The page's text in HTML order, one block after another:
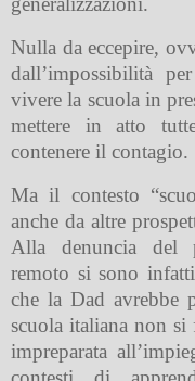
Nulla da eccepire,
dall’impossibilità
vivere la scuola in
mettere in atto
contenere il contagio.
Ma il contesto
anche da altre
Alla denuncia del
remoto si sono
che la Dad avrebbe
scuola italiana non si
impreparata